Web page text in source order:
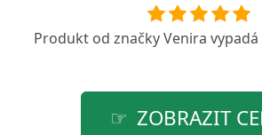
Produkt od značkyVenira vypadá
ZOBRAZIT